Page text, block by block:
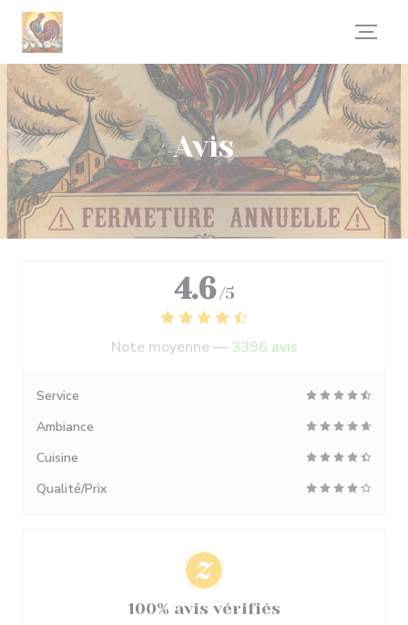
Personnalisation de vos choix en matière de cookies
Avis
4.6 /5
Note moyenne — 3396 avis
Service
Ambiance
Cuisine
Qualité/Prix
100% avis vérifiés